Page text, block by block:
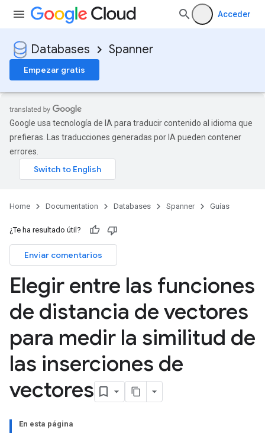
Acceder
Databases Spanner
Empezar gratis
Google usa tecnología de IA para traducir contenido al idioma que
prefieras. Las traducciones generadas por IA pueden contener
errores.
Home Documentation Databases Spanner Guías
¿Te ha resultado útil?
Enviar comentarios
Elegir entre las funciones
de distancia de vectores
para medir la similitud de
las inserciones de
vectores
En esta página